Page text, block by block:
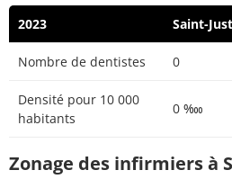
2023 Saint-Just
Nombre de dentistes 0
Densité pour 10 000
habitants
0 ‱
Zonage des infirmiers à